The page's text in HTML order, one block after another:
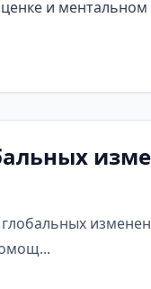
и ментальном